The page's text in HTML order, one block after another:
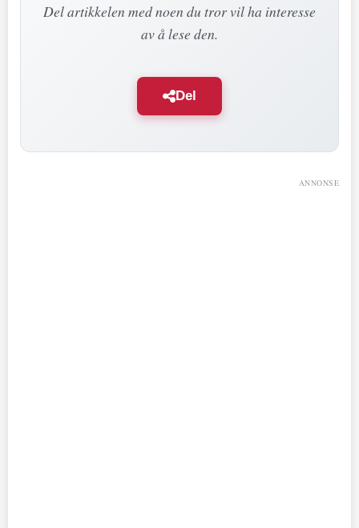
Del artikkelen med noen du tror vil ha interesse
av å lese den.
Del
ANNONSE